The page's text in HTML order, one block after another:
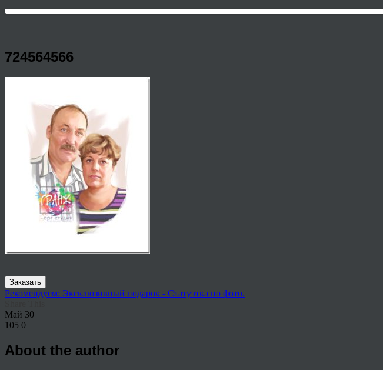
724564566
Заказать
Рекомендуем: Эксклюзивный подарок - Статуэтка по фото.
Май 30
105 0
About the author